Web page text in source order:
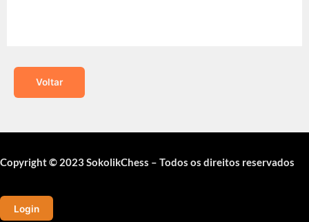
Voltar
Copyright © 2023 SokolikChess – Todos os direitos reservados
Login